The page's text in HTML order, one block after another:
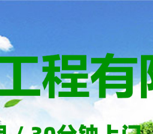
工程案例